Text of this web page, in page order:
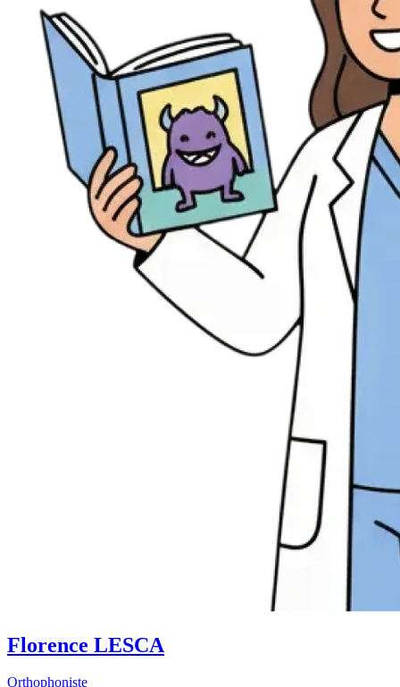
Florence LESCA
Orthophoniste